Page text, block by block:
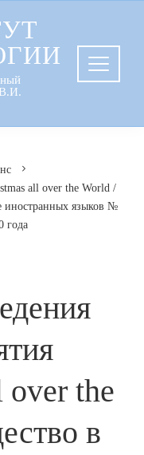
all over the World /
иностранных языков №
года
over the
в